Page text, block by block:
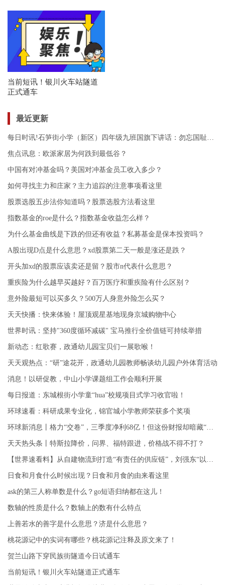
当前短讯！银川火车站隧道
正式通车
最近更新
焦点讯息：欧派家居为何跌到最低谷？
中国有对冲基金吗？美国对冲基金员工收入多少？
如何寻找主力和庄家？主力追踪的注意事项看这里
股票选股五步法你知道吗？股票选股方法看这里
指数基金的roe是什么？指数基金收益怎么样？
为什么基金曲线是下跌的但还有收益？私募基金是保本投资吗？
A股出现D点是什么意思？xd股票第二天一般是涨还是跌？
开头加xd的股票应该卖还是留？股市n代表什么意思？
重疾险为什么越早买越好？百万医疗和重疾险有什么区别？
意外险最短可以买多久？500万人身意外险怎么买？
天天快播：快来体验！屋顶观星基地现身京城购物中心
世界时讯：坚持"360度循环减碳" 宝马推行全价值链可持续举措
新动态：红歌赛，政通幼儿园宝贝们一展歌喉！
天天观热点：“研”途花开，政通幼儿园教师畅谈幼儿园户外体育活动
消息！以研促教，中山小学课题组工作会顺利开展
每日报道：东城根街小学童“hua”校规项目式学习收官啦！
环球速看：科研成果专业化，锦官城小学教师荣获多个奖项
天天热头条丨特斯拉降价，问界、福特跟进，价格战不得不打？
日食和月食什么时候出现？日食和月食的由来看这里
ask的第三人称单数是什么？go短语归纳都在这儿！
数轴的性质是什么？数轴上的数有什么特点
上善若水的善字是什么意思？济是什么意思？
桃花源记中的实词有哪些？桃花源记注释及原文来了！
贺兰山路下穿民族街隧道今日试通车
当前短讯！银川火车站隧道正式通车